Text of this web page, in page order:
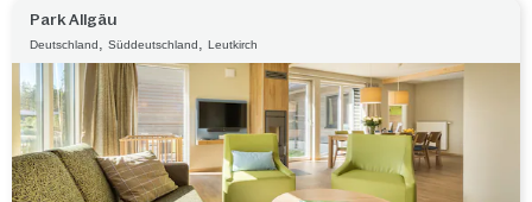
Park Allgäu
Deutschland, Süddeutschland, Leutkirch